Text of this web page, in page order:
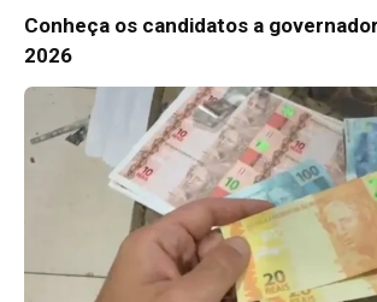
Conheça os candidatos a
2026